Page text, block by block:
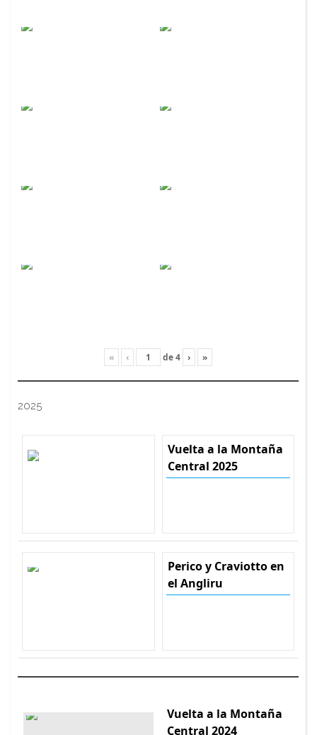
« ‹ de4 › »
2025
Vuelta a la Montaña
Central 2025
Perico y Craviotto en
el Angliru
Vuelta a la Montaña
Central 2024